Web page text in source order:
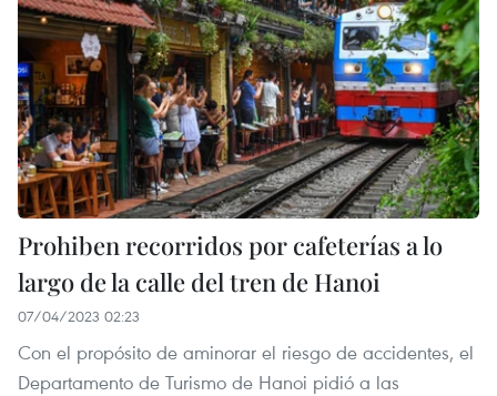
Prohiben recorridos por cafeterías a lo
largo de la calle del tren de Hanoi
07/04/2023 02:23
Con el propósito de aminorar el riesgo de accidentes, el
Departamento de Turismo de Hanoi pidió a las